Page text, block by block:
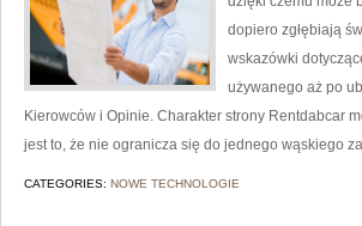
dopiero zgłębiają
wskazówki
używanego aż po
Kierowców i Opinie. Charakter strony Rentdabcar
jest to, że nie ogranicza się do jednego wąskiego
CATEGORIES: NOWE TECHNOLOGIE